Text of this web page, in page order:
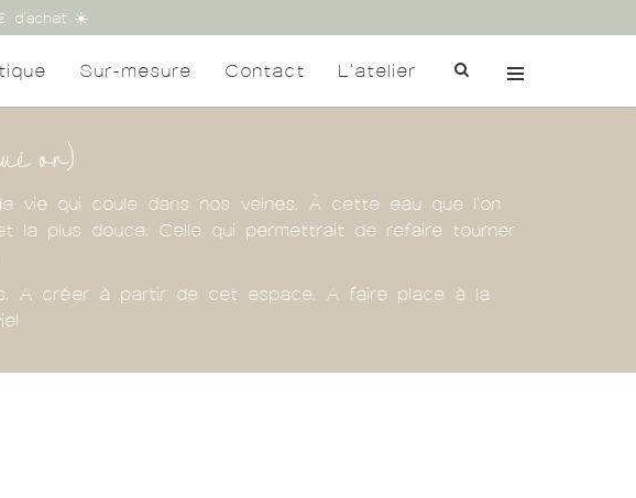
d'achat ☀️
Sur-mesure Contact L'atelier
or)
vie qui coule dans nos veines. À cette eau que l'on
plus douce. Celle qui permettrait de refaire tourner
A créer à partir de cet espace. A faire place à la